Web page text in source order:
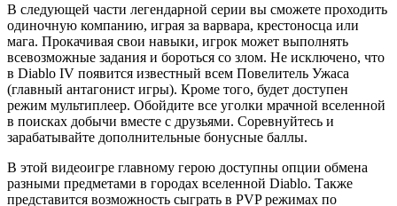
В следующей части легендарной серии вы сможете проходить
одиночную компанию, играя за варвара, крестоносца или
мага. Прокачивая свои навыки, игрок может выполнять
всевозможные задания и бороться со злом. Не исключено, что
в Diablo IV появится известный всем Повелитель Ужаса
(главный антагонист игры). Кроме того, будет доступен
режим мультиплеер. Обойдите все уголки мрачной вселенной
в поисках добычи вместе с друзьями. Соревнуйтесь и
зарабатывайте дополнительные бонусные баллы.
В этой видеоигре главному герою доступны опции обмена
разными предметами в городах вселенной Diablo. Также
представится возможность сыграть в PVP режимах по